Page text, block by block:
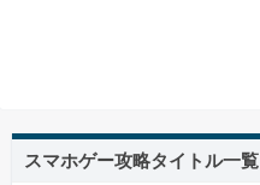
スマホゲー攻略タイトル一覧